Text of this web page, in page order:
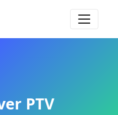
Toggle
PTV